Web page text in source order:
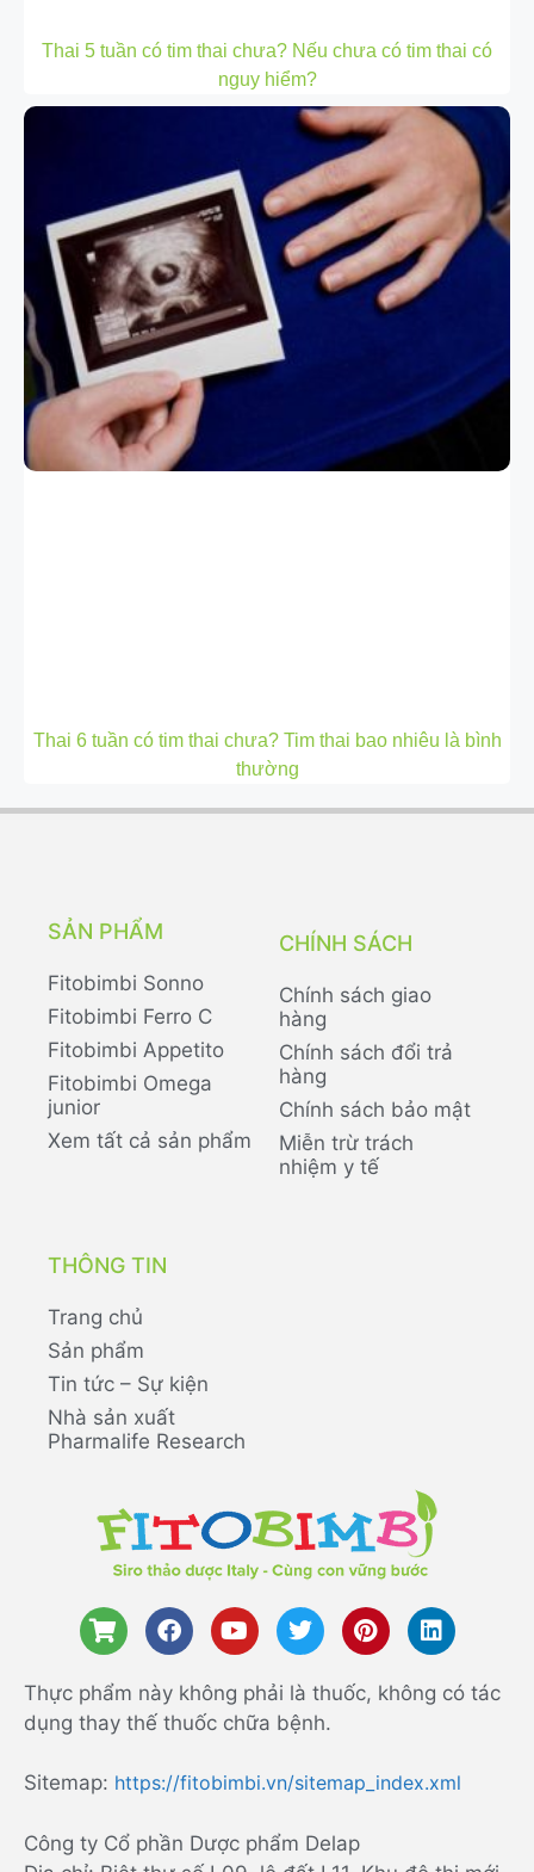
Thai 5 tuần có tim thai chưa? Nếu chưa có tim thai có
nguy hiểm?
Thai 6 tuần có tim thai chưa? Tim thai bao nhiêu là bình
thường
SẢN PHẨM
Fitobimbi Sonno
Fitobimbi Ferro C
Fitobimbi Appetito
Fitobimbi Omega
junior
Xem tất cả sản phẩm
CHÍNH SÁCH
Chính sách giao
hàng
Chính sách đổi trả
hàng
Chính sách bảo mật
Miễn trừ trách
nhiệm y tế
THÔNG TIN
Trang chủ
Sản phẩm
Tin tức – Sự kiện
Nhà sản xuất
Pharmalife Research
Thực phẩm này không phải là thuốc, không có tác
dụng thay thế thuốc chữa bệnh.
Sitemap: https://fitobimbi.vn/sitemap_index.xml
Công ty Cổ phần Dược phẩm Delap